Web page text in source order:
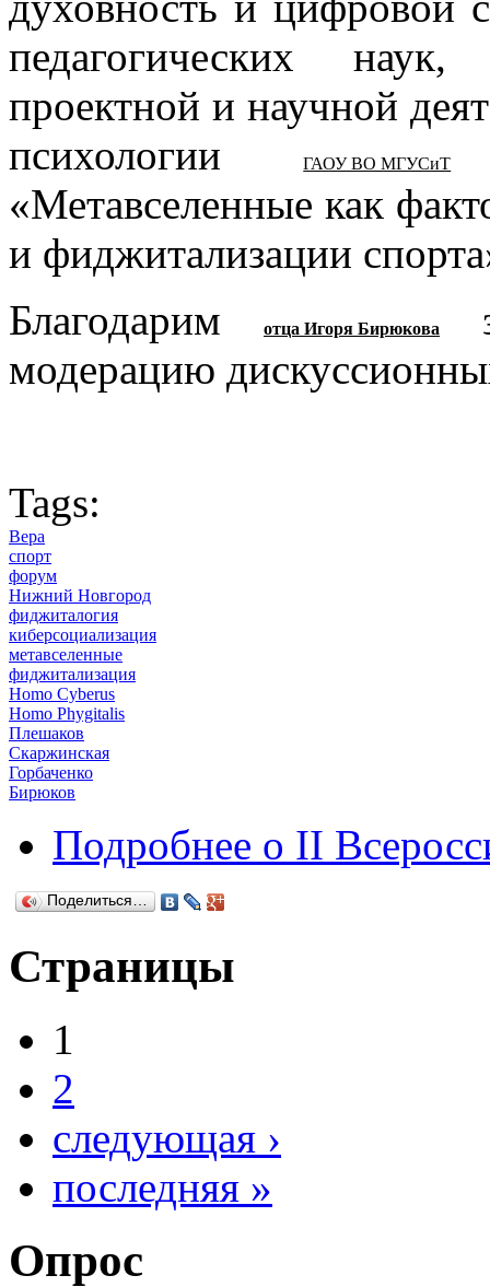
педагогических
проектной и научной
психологииГАОУ ВО МГУСиТ
«Метавселенные как
и фиджитализации
Благодарим
отца Игоря Бирюкова
модерацию
Tags:
Вера
спорт
форум
Нижний Новгород
фиджиталогия
киберсоциализация
метавселенные
фиджитализация
Homo Cyberus
Homo Phygitalis
Плешаков
Скаржинская
Горбаченко
Бирюков
Подробнее о II
Поделиться…
Страницы
1
2
следующая ›
последняя »
Опрос